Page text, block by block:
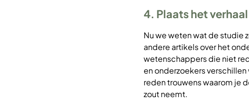
4. Plaats het
Nu we weten wat de studie
andere artikels over het
wetenschappers die niet
en onderzoekers
reden trouwens waarom je
zout neemt.